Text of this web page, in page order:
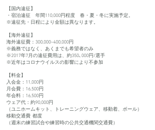
【国内遠征】
・宿泊遠征 年間110,000円程度 春・夏・冬に実施予定。
※遠征先・日程により金額は異なります。
【海外遠征】
海外遠征費：300,000~400,000円
※義務ではなく、あくまでも希望者のみ
​※2017年7月の遠征費用は、約350､000円/選手
※近年はコロナウイルスの影響により不参加
【料金】
入会金：11,000円
月会費：16,500円
年会料：16,500円
ウェア代：約90,000円
（ユニホームキット、トレーニングウェア、移動着、ボール）
移動交通費 都度
（週末の練習試合や練習時の公共交通機関交通費）